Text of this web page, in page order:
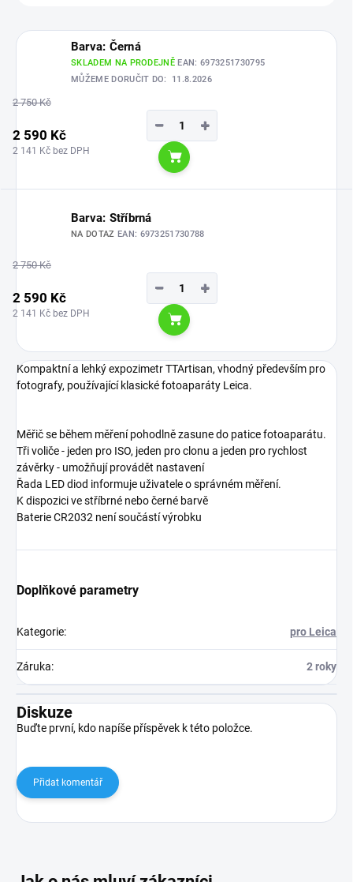
Barva: Černá
SKLADEM NA PRODEJNĚ EAN: 6973251730795
MŮŽEME DORUČIT DO:
11.8.2026
2 750 Kč
2 590 Kč
2 141 Kč bez DPH
+
−
Do košíku
Barva: Stříbrná
NA DOTAZ EAN: 6973251730788
2 750 Kč
2 590 Kč
2 141 Kč bez DPH
+
−
Do košíku
Kompaktní a lehký expozimetr TTArtisan, vhodný především pro
fotografy, používající klasické fotoaparáty Leica.
Měřič se během měření pohodlně zasune do patice fotoaparátu.
Tři voliče - jeden pro ISO, jeden pro clonu a jeden pro rychlost
závěrky - umožňují provádět nastavení
Řada LED diod informuje uživatele o správném měření.
K dispozici ve stříbrné nebo černé barvě
Baterie CR2032 není součástí výrobku
Doplňkové parametry
Kategorie: pro Leica
Záruka: 2 roky
Diskuze
Buďte první, kdo napíše příspěvek k této položce.
Přidat komentář